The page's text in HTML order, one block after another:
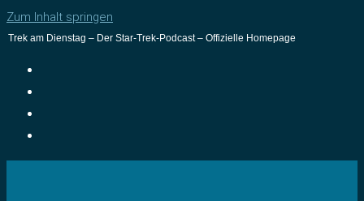
Zum Inhalt springen
Trek am Dienstag – Der Star-Trek-Podcast – Offizielle Homepage